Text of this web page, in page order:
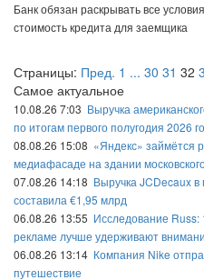
Банк обязан раскрывать все
стоимость кредита для заемщика
Страницы: Пред. 1 ... 30 31 32
Самое актуальное
10.08.26 7:03 Выручка
по итогам первого полугодия 2026
08.08.26 15:08 «Яндекс» займётся
медиафасаде на здании
07.08.26 14:18 Выручка JCDecaux в
составила €1,95 млрд
06.08.26 13:55 Исследование Russ:
рекламе лучше удерживают
06.08.26 13:14 Компания Nike
путешествие